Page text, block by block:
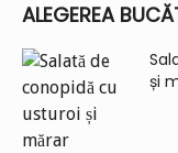
ALEGEREA
și